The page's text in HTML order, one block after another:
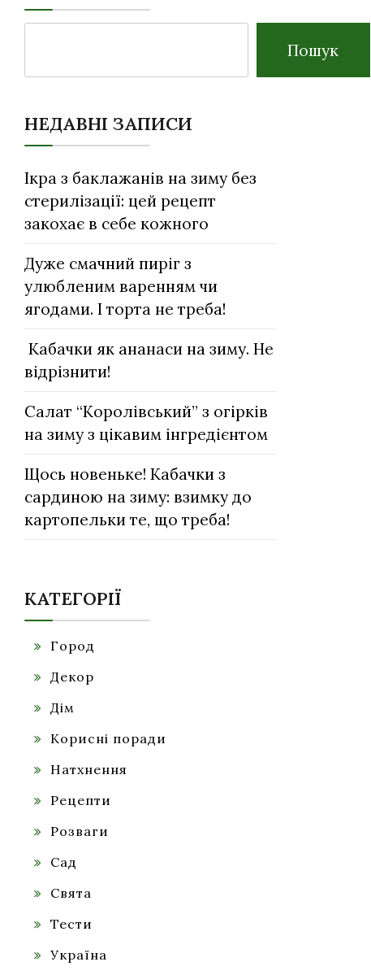
Пошук
НЕДАВНІ ЗАПИСИ
Ікра з баклажанів на зиму без
стерилізації: цей рецепт
закохає в себе кожного
Дуже смачний пиріг з
улюбленим варенням чи
ягодами. І торта не треба!
Кабачки як ананаси на зиму. Не
відрізнити!
Салат “Королівський” з огірків
на зиму з цікавим інгредієнтом
Щось новеньке! Кабачки з
сардиною на зиму: взимку до
картопельки те, що треба!
КАТЕГОРІЇ
Город
Декор
Дім
Корисні поради
Натхнення
Рецепти
Розваги
Сад
Свята
Тести
Україна